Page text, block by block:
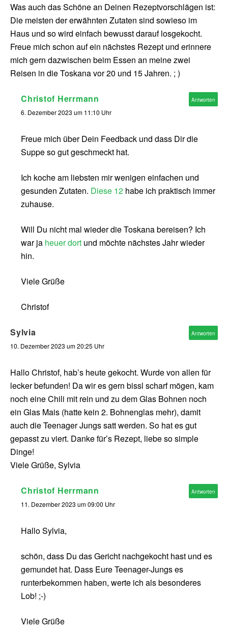
Was auch das Schöne an Deinen Rezeptvorschlägen ist:
Die meisten der erwähnten Zutaten sind sowieso im
Haus und so wird einfach bewusst darauf losgekocht.
Freue mich schon auf ein nächstes Rezept und erinnere
mich gern dazwischen beim Essen an meine zwei
Reisen in die Toskana vor 20 und 15 Jahren. ; )
Christof Herrmann
6. Dezember 2023 um 11:10 Uhr
Freue mich über Dein Feedback und dass Dir die
Suppe so gut geschmeckt hat.
Ich koche am liebsten mir wenigen einfachen und
gesunden Zutaten. Diese 12 habe ich praktisch immer
zuhause.
Will Du nicht mal wieder die Toskana bereisen? Ich
war ja heuer dort und möchte nächstes Jahr wieder
hin.
Viele Grüße
Christof
Antworten
Sylvia
10. Dezember 2023 um 20:25 Uhr
Hallo Christof, hab’s heute gekocht. Wurde von allen für
lecker befunden! Da wir es gern bissl scharf mögen, kam
noch eine Chili mit rein und zu dem Glas Bohnen noch
ein Glas Mais (hatte kein 2. Bohnenglas mehr), damit
auch die Teenager Jungs satt werden. So hat es gut
gepasst zu viert. Danke für’s Rezept, liebe so simple
Dinge!
Viele Grüße, Sylvia
Antworten
Christof Herrmann
11. Dezember 2023 um 09:00 Uhr
Hallo Sylvia,
schön, dass Du das Gericht nachgekocht hast und es
gemundet hat. Dass Eure Teenager-Jungs es
runterbekommen haben, werte ich als besonderes
Lob! ;-)
Viele Grüße
Antworten